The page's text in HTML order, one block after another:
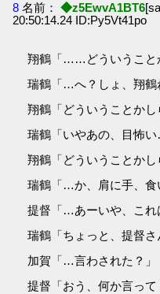
8 名前： ◆z5EwvA1BT6
20:50:14.24 ID:Py5Vt41po
翔鶴「……どういうこと
瑞鶴「…へ？しょ、翔鶴
翔鶴「どういうことかし
瑞鶴「いやあの、目怖い
翔鶴「どういうことか
瑞鶴「…か、肩に手、食
提督「…あーいや、これ
瑞鶴「ちょっと、提督さ
加賀「…言わされた？」
提督「おう、何か言って